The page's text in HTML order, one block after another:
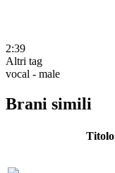
2:39
Altri tag
vocal - male
Brani simili
Titolo